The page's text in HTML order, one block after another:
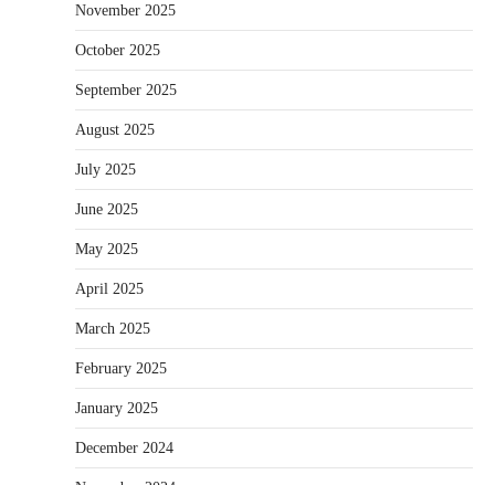
November 2025
October 2025
September 2025
August 2025
July 2025
June 2025
May 2025
April 2025
March 2025
February 2025
January 2025
December 2024